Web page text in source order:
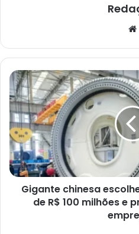
Gigante
chinesa
escolhe
a
Bahia
para
fábrica
de
R$
milhões
Gigante chinesa
de R$ 100 milhões e